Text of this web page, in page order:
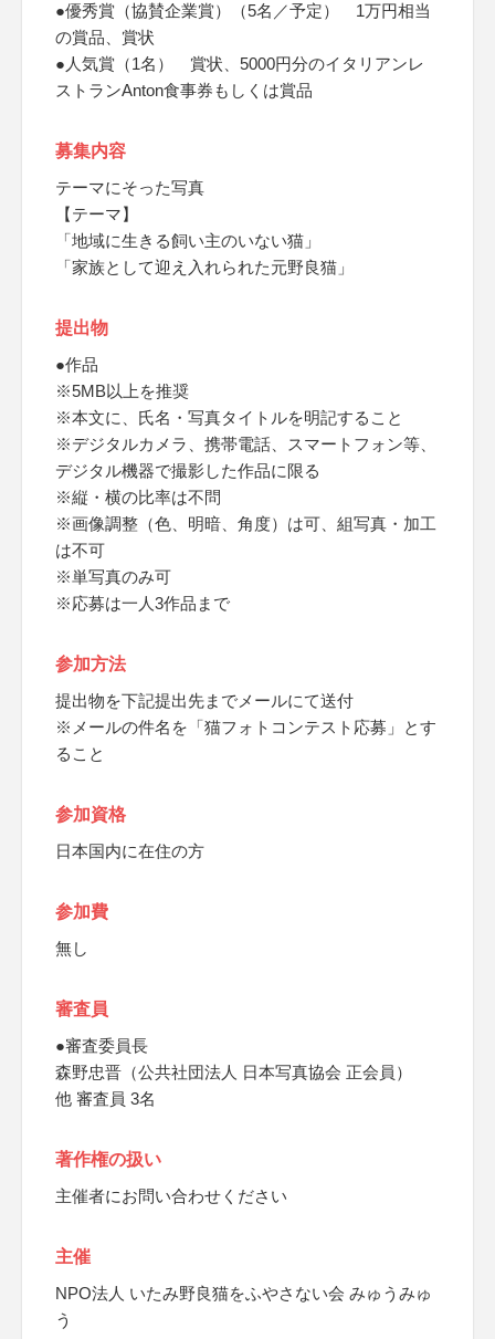
●優秀賞（協賛企業賞）（5名／予定） 1万円相当
の賞品、賞状
●人気賞（1名） 賞状、5000円分のイタリアンレ
ストランAnton食事券もしくは賞品
募集内容
テーマにそった写真
【テーマ】
「地域に生きる飼い主のいない猫」
「家族として迎え入れられた元野良猫」
提出物
●作品
※5MB以上を推奨
※本文に、氏名・写真タイトルを明記すること
※デジタルカメラ、携帯電話、スマートフォン等、
デジタル機器で撮影した作品に限る
※縦・横の比率は不問
※画像調整（色、明暗、角度）は可、組写真・加工
は不可
※単写真のみ可
※応募は一人3作品まで
参加方法
提出物を下記提出先までメールにて送付
※メールの件名を「猫フォトコンテスト応募」とす
ること
参加資格
日本国内に在住の方
参加費
無し
審査員
●審査委員長
森野忠晋（公共社団法人 日本写真協会 正会員）
他 審査員 3名
著作権の扱い
主催者にお問い合わせください
主催
NPO法人 いたみ野良猫をふやさない会 みゅうみゅ
う